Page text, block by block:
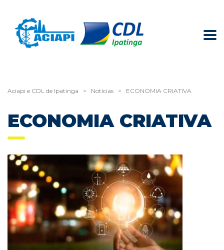
Aciapi e CDL de Ipatinga > Notícias > ECONOMIA CRIATIVA
ECONOMIA CRIATIVA